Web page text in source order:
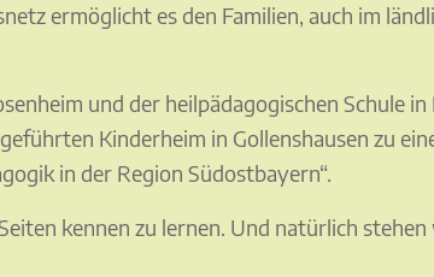
ermöglicht es den Familien, auch im
und der heilpädagogischen Schule
Kinderheim in Gollenshausen zu
in der Region Südostbayern“.
kennen zu lernen. Und natürlich